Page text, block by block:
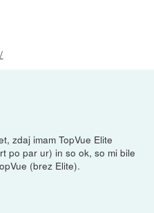
zdaj imam TopVue Elite
po par ur) in so ok, so mi bile
(brez Elite).